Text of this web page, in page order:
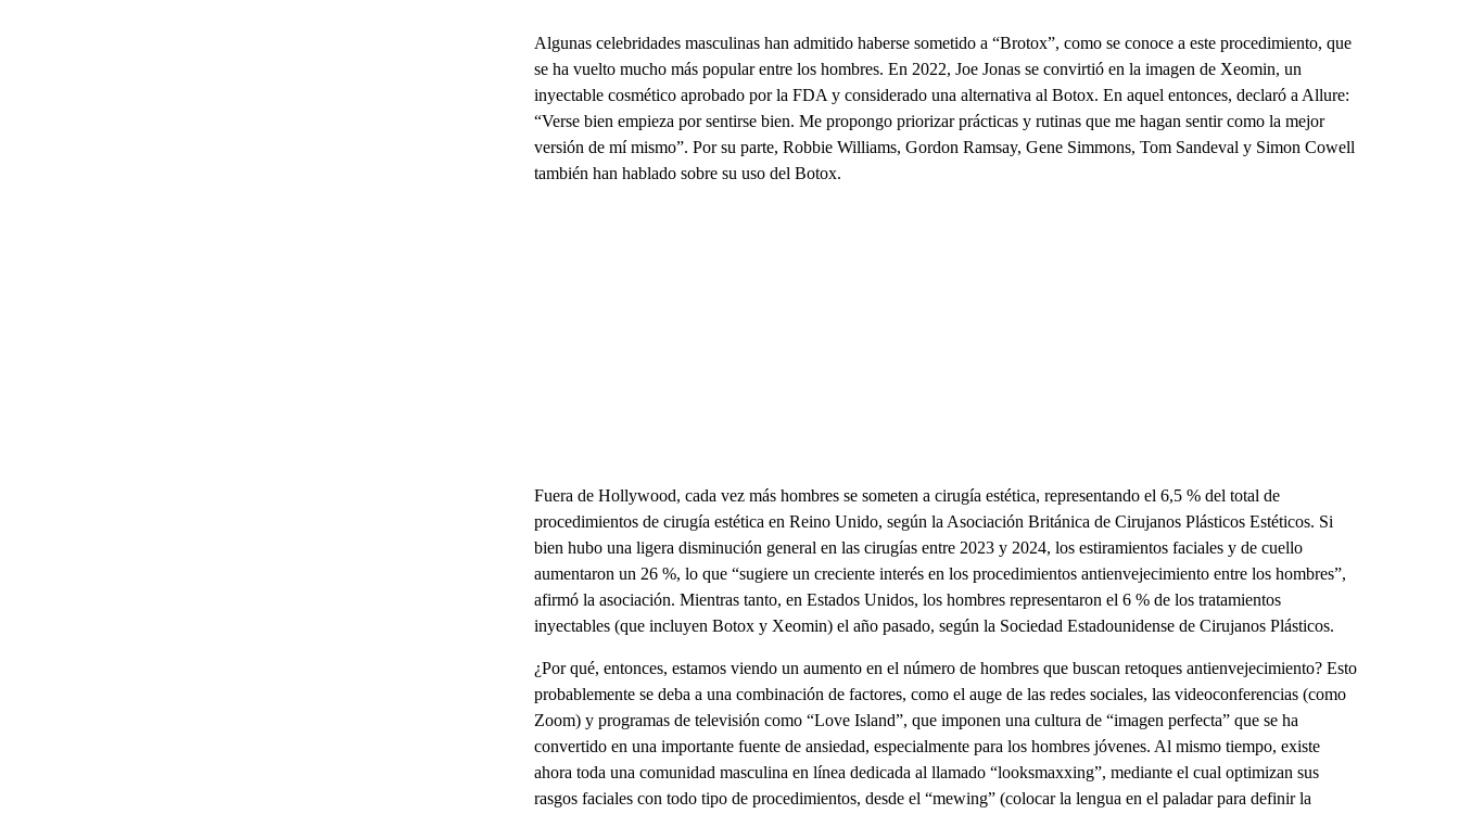
Algunas celebridades masculinas han admitido haberse sometido a “Brotox”, como se conoce a este procedimiento, que
se ha vuelto mucho más popular entre los hombres. En 2022, Joe Jonas se convirtió en la imagen de Xeomin, un
inyectable cosmético aprobado por la FDA y considerado una alternativa al Botox. En aquel entonces, declaró a Allure:
“Verse bien empieza por sentirse bien. Me propongo priorizar prácticas y rutinas que me hagan sentir como la mejor
versión de mí mismo”. Por su parte, Robbie Williams, Gordon Ramsay, Gene Simmons, Tom Sandeval y Simon Cowell
también han hablado sobre su uso del Botox.
Fuera de Hollywood, cada vez más hombres se someten a cirugía estética, representando el 6,5 % del total de
procedimientos de cirugía estética en Reino Unido, según la Asociación Británica de Cirujanos Plásticos Estéticos. Si
bien hubo una ligera disminución general en las cirugías entre 2023 y 2024, los estiramientos faciales y de cuello
aumentaron un 26 %, lo que “sugiere un creciente interés en los procedimientos antienvejecimiento entre los hombres”,
afirmó la asociación. Mientras tanto, en Estados Unidos, los hombres representaron el 6 % de los tratamientos
inyectables (que incluyen Botox y Xeomin) el año pasado, según la Sociedad Estadounidense de Cirujanos Plásticos.
¿Por qué, entonces, estamos viendo un aumento en el número de hombres que buscan retoques antienvejecimiento? Esto
probablemente se deba a una combinación de factores, como el auge de las redes sociales, las videoconferencias (como
Zoom) y programas de televisión como “Love Island”, que imponen una cultura de “imagen perfecta” que se ha
convertido en una importante fuente de ansiedad, especialmente para los hombres jóvenes. Al mismo tiempo, existe
ahora toda una comunidad masculina en línea dedicada al llamado “looksmaxxing”, mediante el cual optimizan sus
rasgos faciales con todo tipo de procedimientos, desde el “mewing” (colocar la lengua en el paladar para definir la